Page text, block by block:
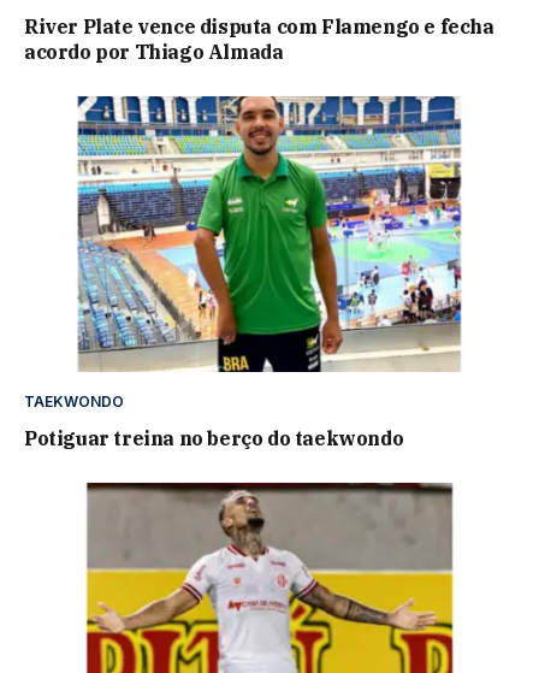
River Plate vence disputa com Flamengo e fecha
acordo por Thiago Almada
TAEKWONDO
Potiguar treina no berço do taekwondo